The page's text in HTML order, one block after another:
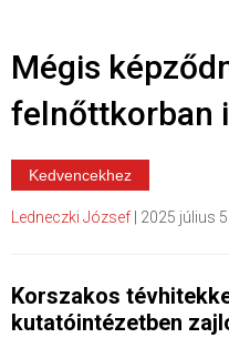
Mégis
felnőttkorban
Kedvencekhez
Ledneczki József 2025 július
Korszakos
kutatóintézetben